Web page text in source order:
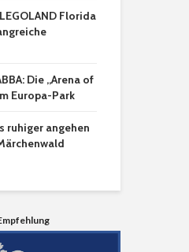
Florida
Die „Arena of
Europa-Park
ruhiger angehen